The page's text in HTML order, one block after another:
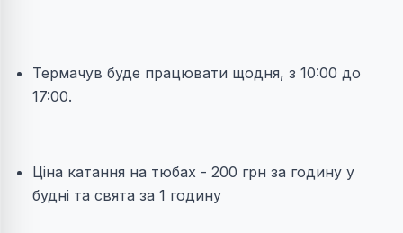
Термачув буде працювати щодня, з 10:00 до
17:00.
Ціна катання на тюбах - 200 грн за годину у
будні та свята за 1 годину